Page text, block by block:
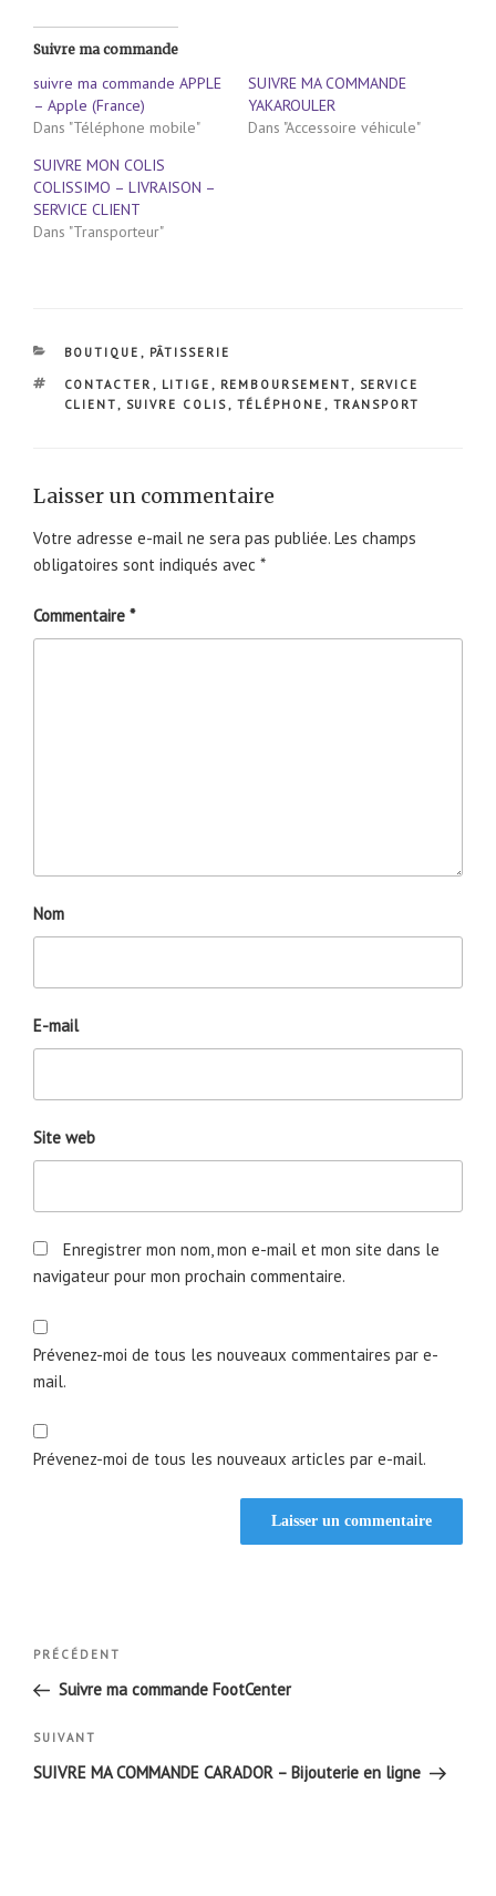
Suivre ma commande
suivre ma commande APPLE
– Apple (France)
Dans "Téléphone mobile"
SUIVRE MA COMMANDE
YAKAROULER
Dans "Accessoire véhicule"
SUIVRE MON COLIS
COLISSIMO – LIVRAISON –
SERVICE CLIENT
Dans "Transporteur"
CATÉGORIES
BOUTIQUE , PÂTISSERIE
ÉTIQUETTES
CONTACTER , LITIGE , REMBOURSEMENT, SERVICE
CLIENT, SUIVRE COLIS, TÉLÉPHONE , TRANSPORT
Laisser un commentaire
Votre adresse e-mail ne sera pas publiée. Les champs
obligatoires sont indiqués avec *
Commentaire *
Nom
E-mail
Site web
Enregistrer mon nom, mon e-mail et mon site dans le
navigateur pour mon prochain commentaire.
Prévenez-moi de tous les nouveaux commentaires par e-
mail.
Prévenez-moi de tous les nouveaux articles par e-mail.
Navigation
l’article
Article
précédent
PRÉCÉDENT
Suivre ma commande FootCenter
Article
suivant
SUIVANT
SUIVRE MA COMMANDE CARADOR – Bijouterie en ligne